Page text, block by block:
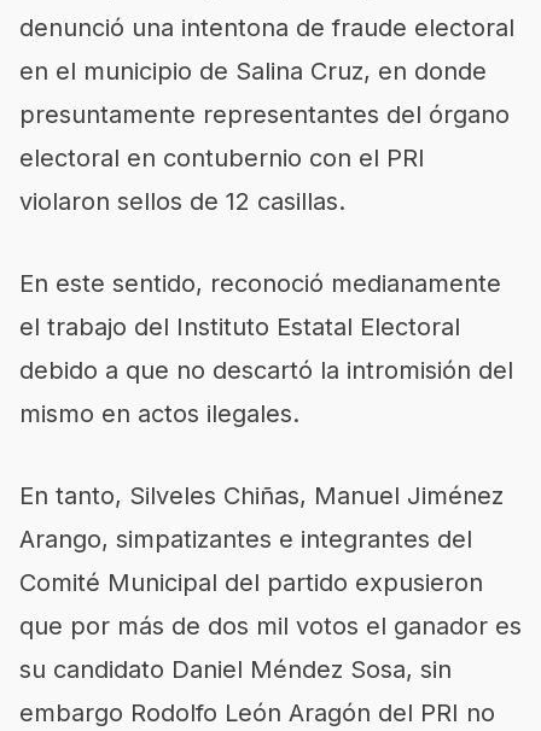
denunció una intentona de fraude electoral
en el municipio de Salina Cruz, en donde
presuntamente representantes del órgano
electoral en contubernio con el PRI
violaron sellos de 12 casillas.
En este sentido, reconoció medianamente
el trabajo del Instituto Estatal Electoral
debido a que no descartó la intromisión del
mismo en actos ilegales.
En tanto, Silveles Chiñas, Manuel Jiménez
Arango, simpatizantes e integrantes del
Comité Municipal del partido expusieron
que por más de dos mil votos el ganador es
su candidato Daniel Méndez Sosa, sin
embargo Rodolfo León Aragón del PRI no